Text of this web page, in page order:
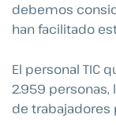
debemos
han facilitado
El personal TIC
2.959 personas,
de